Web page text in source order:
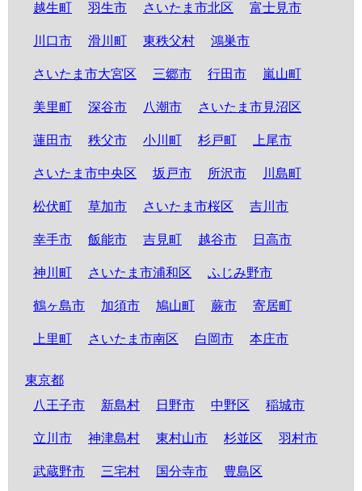
越生町 羽生市 さいたま市北区 富士見市
川口市 滑川町 東秩父村 鴻巣市
さいたま市大宮区 三郷市 行田市 嵐山町
美里町 深谷市 八潮市 さいたま市見沼区
蓮田市 秩父市 小川町 杉戸町 上尾市
さいたま市中央区 坂戸市 所沢市 川島町
松伏町 草加市 さいたま市桜区 吉川市
幸手市 飯能市 吉見町 越谷市 日高市
神川町 さいたま市浦和区 ふじみ野市
鶴ヶ島市 加須市 鳩山町 蕨市 寄居町
上里町 さいたま市南区 白岡市 本庄市
東京都
八王子市
新島村 日野市 中野区 稲城市
立川市 神津島村 東村山市 杉並区 羽村市
武蔵野市 三宅村 国分寺市 豊島区